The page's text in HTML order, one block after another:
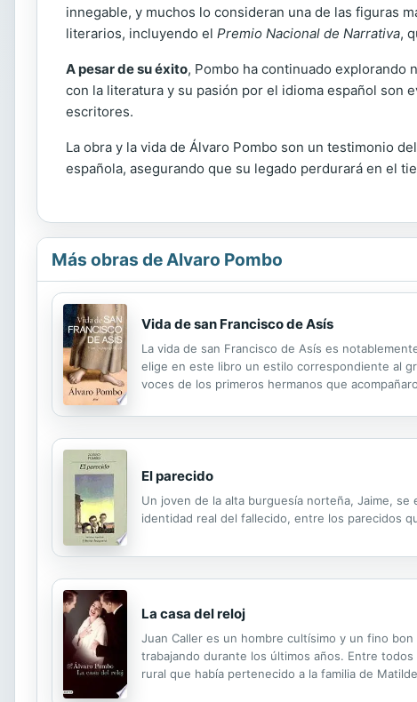
innegable, y muchos lo consideran una de las figuras
literarios, incluyendo el Premio Nacional de Narrativa,
A pesar de su éxito, Pombo ha continuado explorando
con la literatura y su pasión por el idioma español son
escritores.
La obra y la vida de Álvaro Pombo son un testimonio
española, asegurando que su legado perdurará en el
Más obras de Alvaro Pombo
Vida de san Francisco de Asís
La vida de san Francisco de Asís es
elige en este libro un estilo correspondiente al
voces de los primeros hermanos que
El parecido
Un joven de la alta burguesía norteña, Jaime,
identidad real del fallecido, entre los parecidos
La casa del reloj
Juan Caller es un hombre cultísimo y un fino
trabajando durante los últimos años. Entre
rural que había pertenecido a la familia de